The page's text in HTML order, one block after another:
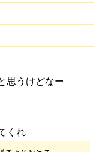
思うけどなー
くれ